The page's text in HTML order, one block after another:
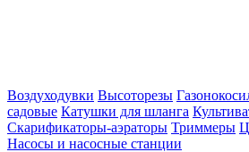
Воздуходувки Высоторезы
садовые Катушки для шланга
Скарификаторы-аэраторы Триммеры
Насосы и насосные станции